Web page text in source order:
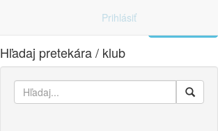
Prihlásiť
Hľadaj pretekára / klub